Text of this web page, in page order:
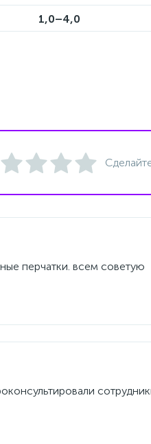
1,0–4,0
перчатки. всем советую